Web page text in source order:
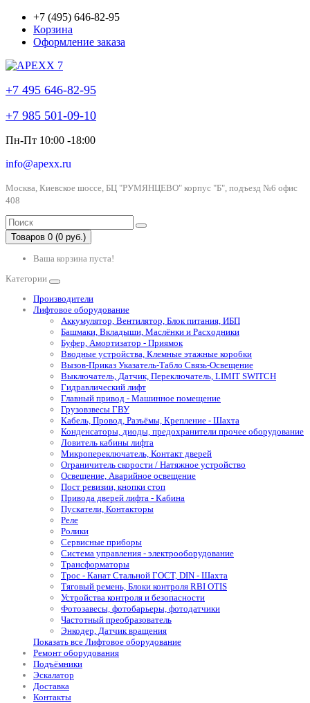
+7 (495) 646-82-95
Корзина
Оформление заказа
+7 495 646-82-95
+7 985 501-09-10
Пн-Пт 10:00 -18:00
info@apexx.ru
Москва, Киевское шоссе, БЦ "РУМЯНЦЕВО" корпус "Б", подъезд №6 офис
408
Товаров 0 (0 руб.)
Ваша корзина пуста!
Категории
Производители
Лифтовое оборудование
Аккумулятор, Вентилятор, Блок питания, ИБП
Башмаки, Вкладыши, Маслёнки и Расходники
Буфер, Амортизатор - Приямок
Вводные устройства, Клемные этажные коробки
Вызов-Приказ Указатель-Табло Связь-Освещение
Выключатель, Датчик, Переключатель, LIMIT SWITCH
Гидравлический лифт
Главный привод - Машинное помещение
Грузовзвесы ГВУ
Кабель, Провод, Разъёмы, Крепление - Шахта
Конденсаторы, диоды, предохранители прочее оборудование
Ловитель кабины лифта
Микропереключатель, Контакт дверей
Ограничитель скорости / Натяжное устройство
Освещение, Аварийное освещение
Пост ревизии, кнопки стоп
Привода дверей лифта - Кабина
Пускатели, Контакторы
Реле
Ролики
Сервисные приборы
Система управления - электрооборудование
Трансформаторы
Трос - Канат Стальной ГОСТ, DIN - Шахта
Тяговый ремень, Блоки контроля RBI OTIS
Устройства контроля и безопасности
Фотозавесы, фотобарьеры, фотодатчики
Частотный преобразователь
Энкодер, Датчик вращения
Показать все Лифтовое оборудование
Ремонт оборудования
Подъёмники
Эскалатор
Доставка
Контакты